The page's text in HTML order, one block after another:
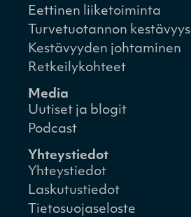
Eettinen liiketoiminta
Turvetuotannon kestävyys
Kestävyyden johtaminen
Retkeilykohteet
Media
Uutiset ja blogit
Podcast
Yhteystiedot
Yhteystiedot
Laskutustiedot
Tietosuojaseloste